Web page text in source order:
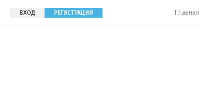
ВХОД РЕГИСТРАЦИЯ Главная